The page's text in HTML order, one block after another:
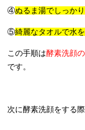
④ぬるま湯でしっか
⑤綺麗なタオルで水
この手順は酵素洗顔
です。
次に酵素洗顔をする